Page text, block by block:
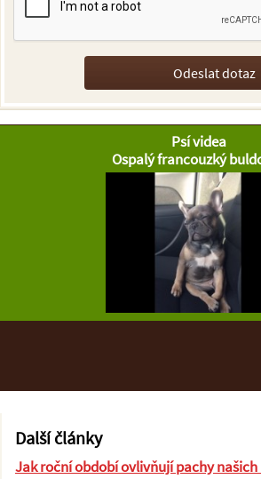
Psí videa
Ospalý francouzký
Další články
Jak roční období ovlivňují pachy našich